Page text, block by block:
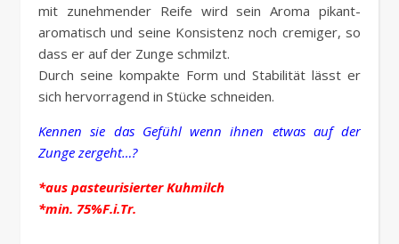
mit zunehmender Reife wird sein Aroma pikant-
aromatisch und seine Konsistenz noch cremiger, so
dass er auf der Zunge schmilzt.
Durch seine kompakte Form und Stabilität lässt er
sich hervorragend in Stücke schneiden.
Kennen sie das Gefühl wenn ihnen etwas auf der
Zunge zergeht…?
*aus pasteurisierter Kuhmilch
*min. 75%F.i.Tr.